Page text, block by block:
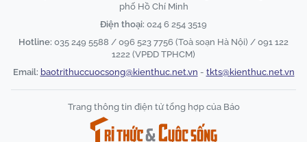
phố Hồ Chí Minh
Điện thoại: 024 6 254 3519
Hotline: 035 249 5588 / 096 523 7756 (Toà soạn Hà Nội) / 091 122
1222 (VPĐD TPHCM)
Email: baotrithuccuocsong@kienthuc.net.vn - tkts@kienthuc.net.vn
Trang thông tin điện tử tổng hợp của Báo